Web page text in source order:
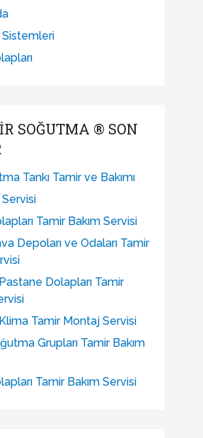
SOĞUTMA ® SON
Tankı Tamir ve Bakımı
Tamir Bakım Servisi
Depoları ve Odaları Tamir
Dolapları Tamir
Tamir Montaj Servisi
Grupları Tamir Bakım
Tamir Bakım Servisi